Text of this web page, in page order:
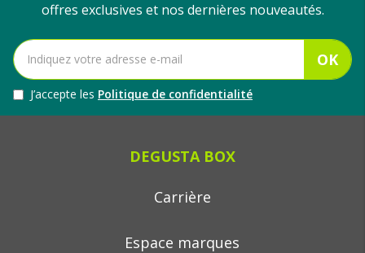
offres exclusives et nos dernières nouveautés.
OK
J’accepte les Politique de confidentialité
DEGUSTA BOX
Carrière
Espace marques